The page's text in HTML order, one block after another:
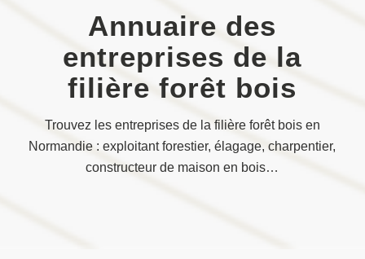
Annuaire des
entreprises de la
filière forêt bois
Trouvez les entreprises de la filière forêt bois en
Normandie : exploitant forestier, élagage, charpentier,
constructeur de maison en bois…